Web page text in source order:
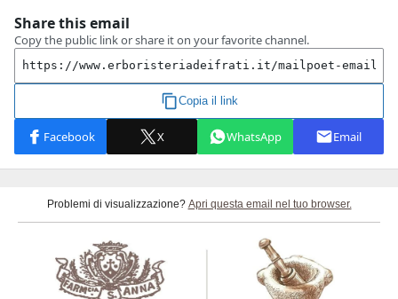
Problemi di visualizzazione? Apri questa email nel tuo browser.